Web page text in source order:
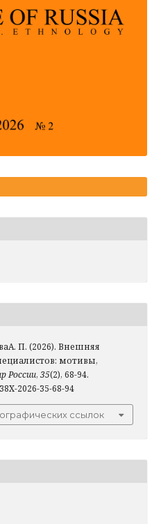
П. (2026). Внешняя
мотивы,
России, 35(2), 68-94.
2026-35-68-94
ссылок